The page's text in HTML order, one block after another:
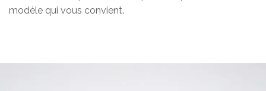
modèle qui vous convient.